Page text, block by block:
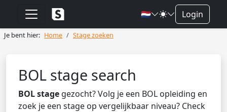
🇳🇱 Login
Je bent hier: Home Stage zoeken
BOL stage search
BOL stage gezocht? Volg je een BOL opleiding en
zoek je een stage op vergelijkbaar niveau? Check